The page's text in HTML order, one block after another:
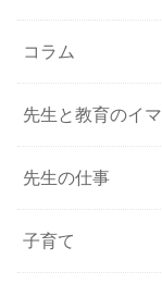
コラム
先生と教育のイマ
先生の仕事
子育て